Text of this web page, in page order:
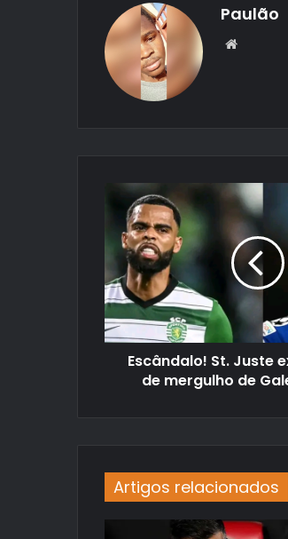
Paulão
Website
Escândalo! St. Juste
de mergulho de
Artigos relacionados